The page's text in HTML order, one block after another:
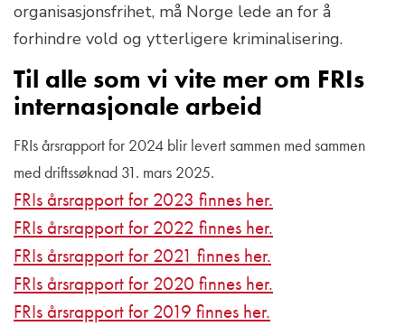
organisasjonsfrihet, må Norge lede an for å
forhindre vold og ytterligere kriminalisering.
Til alle som vi vite mer om FRIs
internasjonale arbeid
FRIs årsrapport for 2024 blir levert sammen med sammen
med driftssøknad 31. mars 2025.
FRIs årsrapport for 2023 finnes her.
FRIs årsrapport for 2022 finnes her.
FRIs årsrapport for 2021 finnes her.
FRIs årsrapport for 2020 finnes her.
FRIs årsrapport for 2019 finnes her.